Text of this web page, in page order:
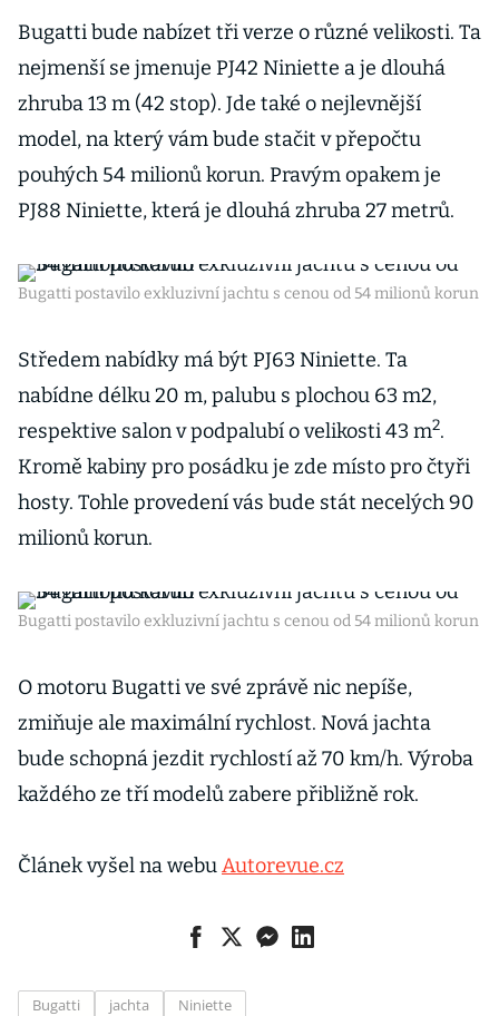
Bugatti bude nabízet tři verze o různé velikosti. Ta
nejmenší se jmenuje PJ42 Niniette a je dlouhá
zhruba 13 m (42 stop). Jde také o nejlevnější
model, na který vám bude stačit v přepočtu
pouhých 54 milionů korun. Pravým opakem je
PJ88 Niniette, která je dlouhá zhruba 27 metrů.
Bugatti postavilo exkluzivní jachtu s cenou od 54 milionů korun
Středem nabídky má být PJ63 Niniette. Ta
nabídne délku 20 m, palubu s plochou 63 m2,
respektive salon v podpalubí o velikosti 43 m2.
Kromě kabiny pro posádku je zde místo pro čtyři
hosty. Tohle provedení vás bude stát necelých 90
milionů korun.
Bugatti postavilo exkluzivní jachtu s cenou od 54 milionů korun
O motoru Bugatti ve své zprávě nic nepíše,
zmiňuje ale maximální rychlost. Nová jachta
bude schopná jezdit rychlostí až 70 km/h. Výroba
každého ze tří modelů zabere přibližně rok.
Článek vyšel na webuAutorevue.cz
Bugatti jachta Niniette